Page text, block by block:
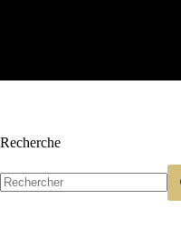
Recherche